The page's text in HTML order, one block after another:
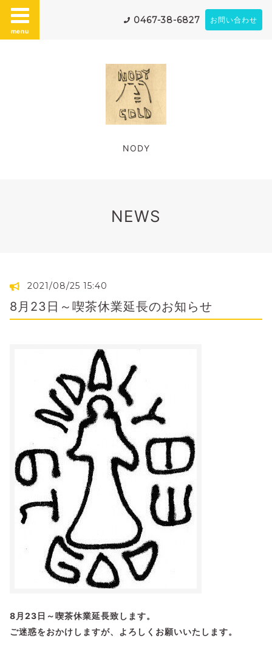
menu
0467-38-6827 お問い合わせ
NODY
NEWS
2021/08/25 15:40
8月23日～喫茶休業延長のお知らせ
8月23日～喫茶休業延長致します。
ご迷惑をおかけしますが、よろしくお願いいたします。